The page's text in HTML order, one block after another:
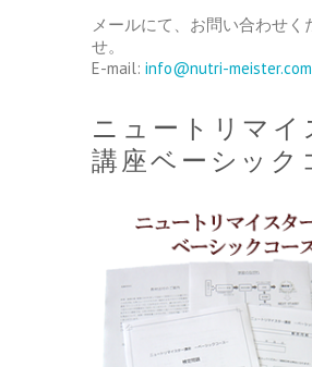
メールにて、お問い合わせく
せ。
E-mail: info@nutri-meister.com
ニュートリマイ
講座ベーシック